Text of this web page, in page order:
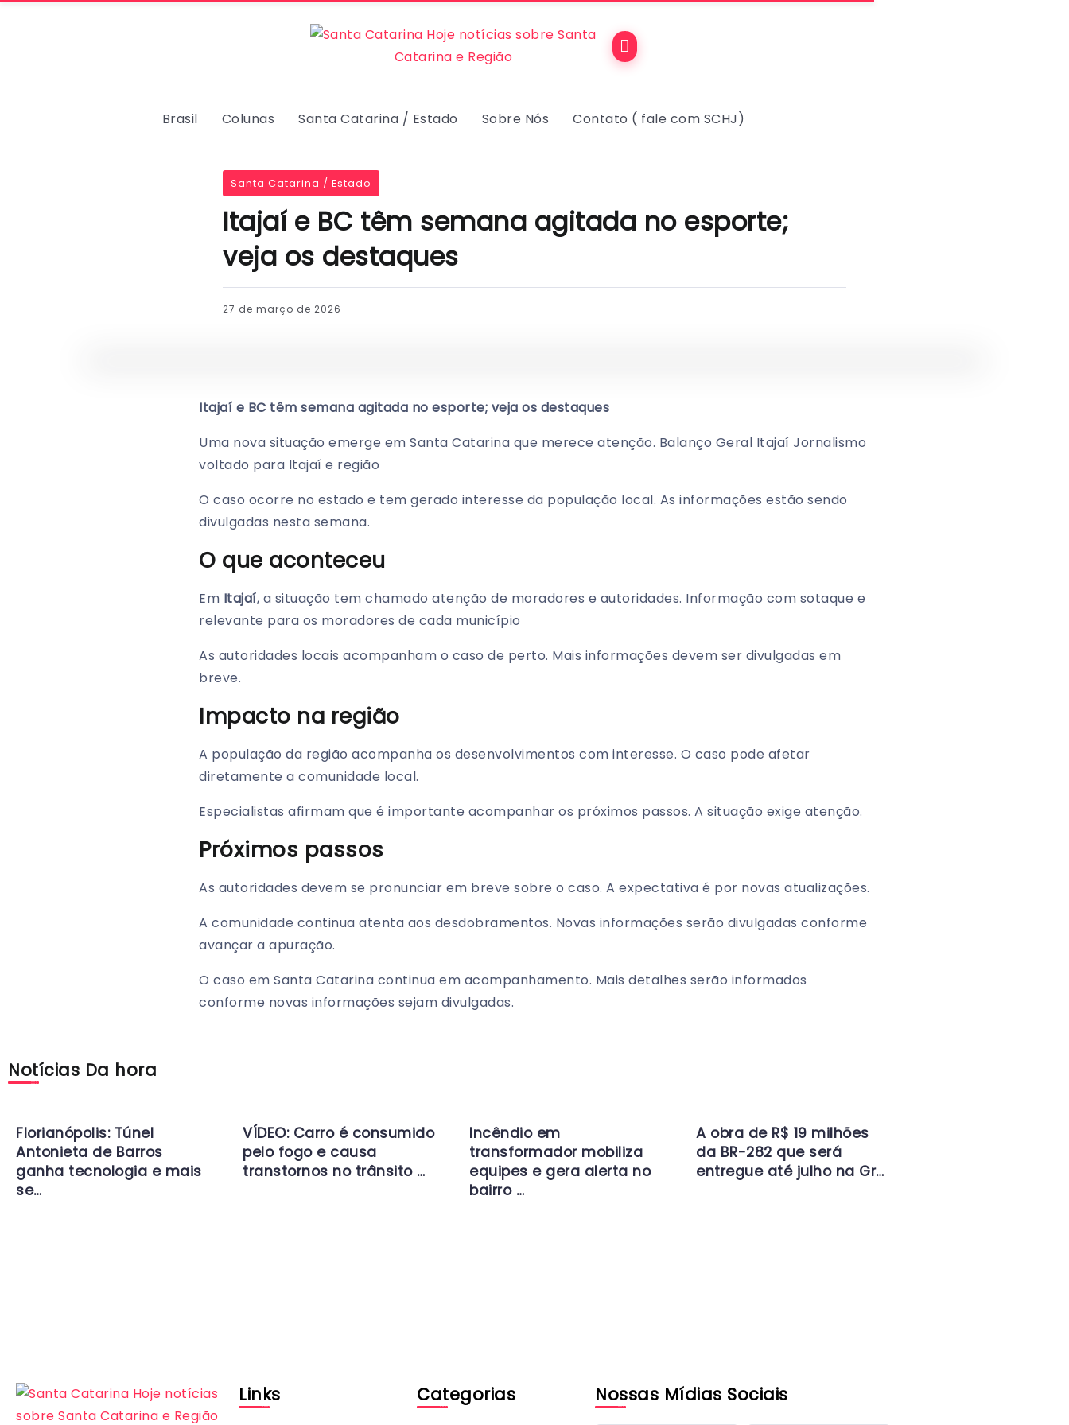
Brasil Colunas Santa Catarina / Estado Sobre Nós Contato ( fale com SCHJ)
Santa Catarina / Estado
Itajaí e BC têm semana agitada no esporte;
veja os destaques
27 de março de 2026
Itajaí e BC têm semana agitada no esporte; veja os destaques
Uma nova situação emerge em Santa Catarina que merece atenção. Balanço Geral Itajaí Jornalismo
voltado para Itajaí e região
O caso ocorre no estado e tem gerado interesse da população local. As informações estão sendo
divulgadas nesta semana.
O que aconteceu
Em Itajaí, a situação tem chamado atenção de moradores e autoridades. Informação com sotaque e
relevante para os moradores de cada município
As autoridades locais acompanham o caso de perto. Mais informações devem ser divulgadas em
breve.
Impacto na região
A população da região acompanha os desenvolvimentos com interesse. O caso pode afetar
diretamente a comunidade local.
Especialistas afirmam que é importante acompanhar os próximos passos. A situação exige atenção.
Próximos passos
As autoridades devem se pronunciar em breve sobre o caso. A expectativa é por novas atualizações.
A comunidade continua atenta aos desdobramentos. Novas informações serão divulgadas conforme
avançar a apuração.
O caso em Santa Catarina continua em acompanhamento. Mais detalhes serão informados
conforme novas informações sejam divulgadas.
Notícias Da hora
Florianópolis: Túnel
Antonieta de Barros
ganha tecnologia e mais
se…
VÍDEO: Carro é consumido
pelo fogo e causa
transtornos no trânsito …
Incêndio em
transformador mobiliza
equipes e gera alerta no
bairro …
A obra de R$ 19 milhões
da BR-282 que será
entregue até julho na Gr…
Links Categorias Nossas Mídias Sociais